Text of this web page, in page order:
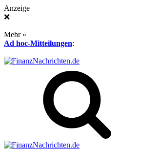
Anzeige
❌
Mehr »
Ad hoc-Mitteilungen: